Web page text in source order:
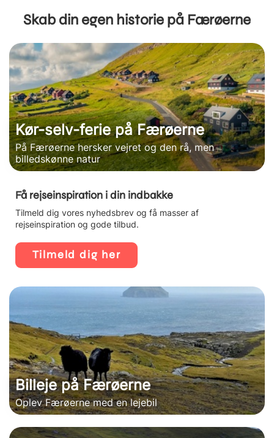
Skab din egen historie på Færøerne
Kør-selv-ferie på Færøerne
På Færøerne hersker vejret og den rå, men
billedskønne natur
Få rejseinspiration i din indbakke
Tilmeld dig vores nyhedsbrev og få masser af
rejseinspiration og gode tilbud.
Tilmeld dig her
Billeje på Færøerne
Oplev Færøerne med en lejebil